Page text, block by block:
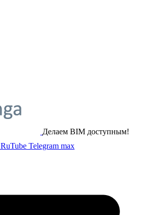
Делаем BIM доступным!
RuTube Telegram max